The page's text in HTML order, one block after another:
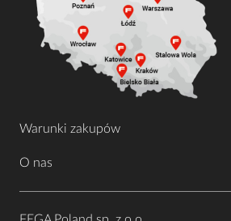
Warunki zakupów
O nas